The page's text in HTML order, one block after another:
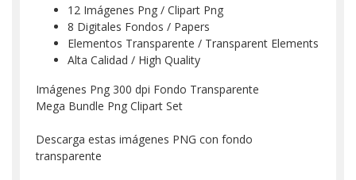
12 Imágenes Png / Clipart Png
8 Digitales Fondos / Papers
Elementos Transparente / Transparent Elements
Alta Calidad / High Quality
Imágenes Png 300 dpi Fondo Transparente
Mega Bundle Png Clipart Set
Descarga estas imágenes PNG con fondo
transparente